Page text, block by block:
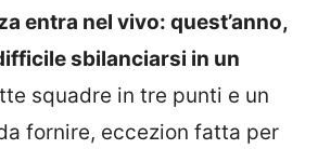
entra nel vivo: quest’anno,
sbilanciarsi in un
squadre in tre punti e un
fornire, eccezion fatta per